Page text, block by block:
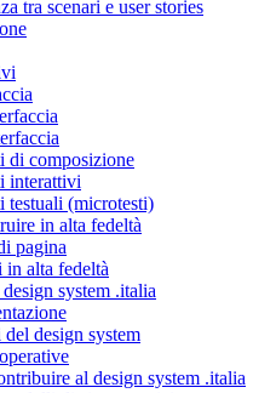
tra scenari e user stories
di composizione
interattivi
testuali (microtesti)
in alta fedeltà
pagina
alta fedeltà
system .italia
design system
al design system .italia